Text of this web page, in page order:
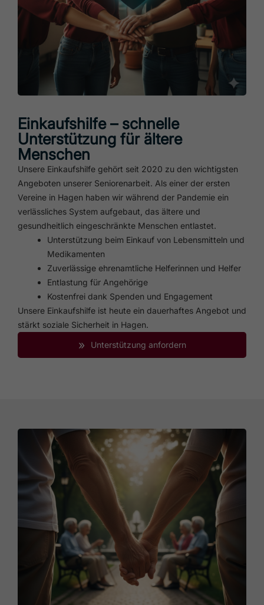
Einkaufshilfe – schnelle
Unterstützung für ältere
Menschen
Unsere Einkaufshilfe gehört seit 2020 zu den wichtigsten
Angeboten unserer Seniorenarbeit. Als einer der ersten
Vereine in Hagen haben wir während der Pandemie ein
verlässliches System aufgebaut, das ältere und
gesundheitlich eingeschränkte Menschen entlastet.
Unterstützung beim Einkauf von Lebensmitteln und
Medikamenten
Zuverlässige ehrenamtliche Helferinnen und Helfer
Entlastung für Angehörige
Kostenfrei dank Spenden und Engagement
Unsere Einkaufshilfe ist heute ein dauerhaftes Angebot und
stärkt soziale Sicherheit in Hagen.
» Unterstützung anfordern